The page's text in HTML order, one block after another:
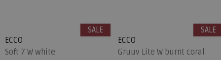
ECCO
Soft 7 W white
SALE
ECCO
Gruuv Lite W burnt coral
SALE